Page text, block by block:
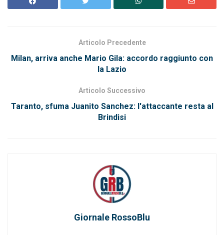
Articolo Precedente
Milan, arriva anche Mario Gila: accordo raggiunto con
la Lazio
Articolo Successivo
Taranto, sfuma Juanito Sanchez: l'attaccante resta al
Brindisi
Giornale RossoBlu